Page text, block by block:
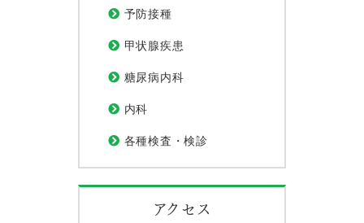
予防接種
甲状腺疾患
糖尿病内科
内科
各種検査・検診
アクセス